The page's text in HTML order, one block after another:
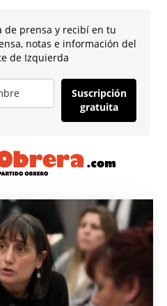
de prensa y recibí en tu
notas e información del
de Izquierda
Suscripción
gratuita